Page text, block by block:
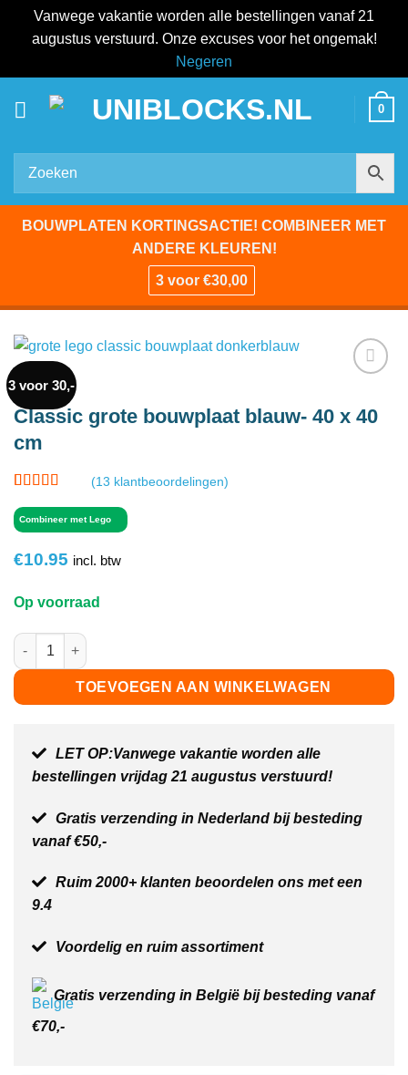
Vanwege vakantie worden alle bestellingen vanaf 21
augustus verstuurd. Onze excuses voor het ongemak!
Negeren
0
BOUWPLATEN KORTINGSACTIE! COMBINEER MET
ANDERE KLEUREN!
3 voor €30,00
3 voor 30,-
wishlist
Classic grote bouwplaat blauw- 40 x 40
cm
4.85op 5
gebaseerd
waarderingen
(13 klantbeoordelingen)
Combineer met Lego
€10.95 incl. btw
Op voorraad
Classic grote bouwplaat blauw- 40 x 40 cm aantal
TOEVOEGEN AAN WINKELWAGEN
LET OP:Vanwege vakantie worden alle
bestellingen vrijdag 21 augustus verstuurd!
Gratis verzending in Nederland bij besteding
vanaf €50,-
Ruim 2000+ klanten beoordelen ons met een
9.4
Voordelig en ruim assortiment
Gratis verzending in België bij besteding vanaf
€70,-